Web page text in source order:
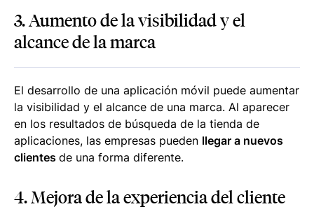
3. Aumento de la visibilidad y el
alcance de la marca
El desarrollo de una aplicación móvil puede aumentar
la visibilidad y el alcance de una marca. Al aparecer
en los resultados de búsqueda de la tienda de
aplicaciones, las empresas pueden llegar a nuevos
clientes de una forma diferente.
4. Mejora de la experiencia del cliente